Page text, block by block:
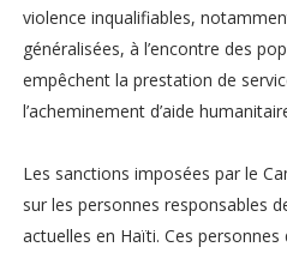
violence inqualifiables,
généralisées, à l’encontre des
empêchent la prestation de
l’acheminement d’aide
Les sanctions imposées par le
sur les personnes responsables
actuelles en Haïti. Ces